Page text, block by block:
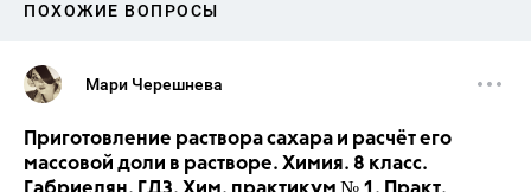
ПОХОЖИЕ ВОПРОСЫ
Мари Черешнева
Приготовление раствора сахара и расчёт его
массовой доли в растворе. Химия. 8 класс.